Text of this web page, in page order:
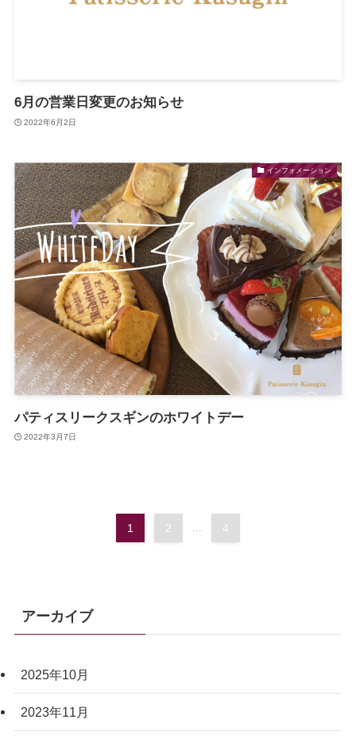
6月の営業日変更のお知らせ
2022年6月2日
インフォメーション
パティスリークスギンのホワイトデー
2022年3月7日
1 2 4
アーカイブ
2025年10月
2023年11月